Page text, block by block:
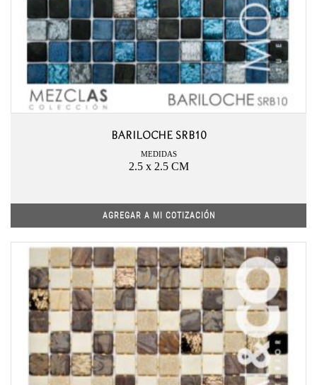
BARILOCHE SRB10
MEDIDAS
2.5 x 2.5 CM
AGREGAR A MI COTIZACIÓN